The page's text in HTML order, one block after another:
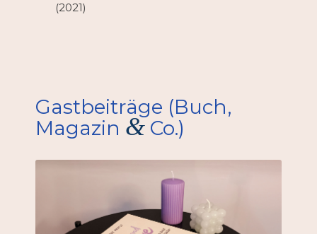
(2021)
Gastbeiträge (Buch,
Magazin & Co.)